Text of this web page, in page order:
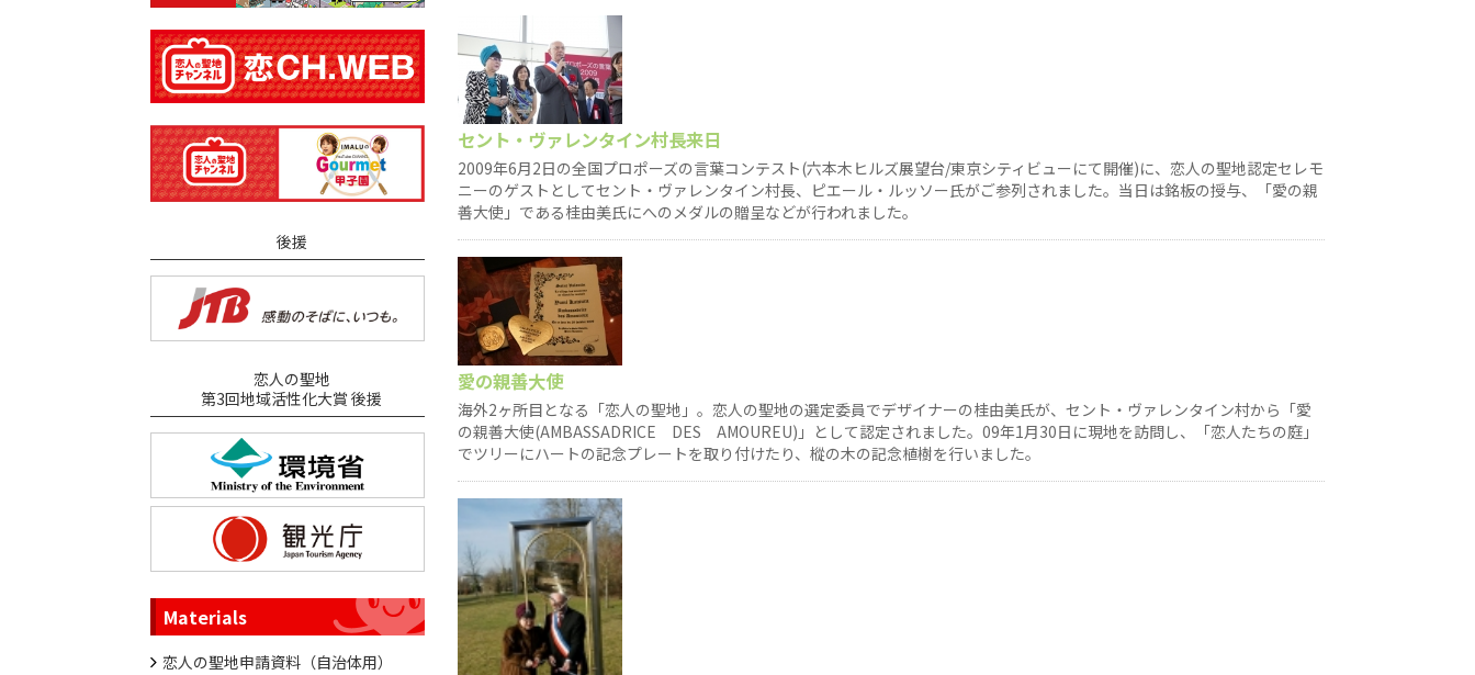
セント・ヴァレンタイン村長来日
2009年6月2日の全国プロポーズの言葉コンテスト(六本木ヒルズ展望台/東京シティビューにて開催)に、恋人の聖地認定セレモ
ニーのゲストとしてセント・ヴァレンタイン村長、ピエール・ルッソー氏がご参列されました。当日は銘板の授与、「愛の親
善大使」である桂由美氏にへのメダルの贈呈などが行われました。
愛の親善大使
海外2ヶ所目となる「恋人の聖地」。恋人の聖地の選定委員でデザイナーの桂由美氏が、セント・ヴァレンタイン村から「愛
の親善大使(AMBASSADRICE DES AMOUREU)」として認定されました。09年1月30日に現地を訪問し、「恋人たちの庭」
でツリーにハートの記念プレートを取り付けたり、樅の木の記念植樹を行いました。
後援
恋人の聖地
第3回地域活性化大賞 後援
Materials
恋人の聖地申請資料（自治体用）